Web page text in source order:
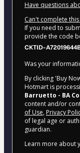
Have questions
Can't complete
If you need to
provide the code
CKTID-
Was your
By clicking 'Buy
Hotmart is
Barruetto - BA
content and/or
of Use, Privacy
of legal age or
guardian.
Learn more about